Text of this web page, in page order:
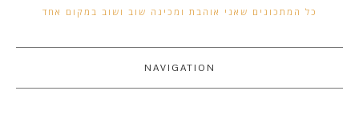
כל המתכונים שאני אוהבת ומכינה שוב ושוב במקום אחד
NAVIGATION